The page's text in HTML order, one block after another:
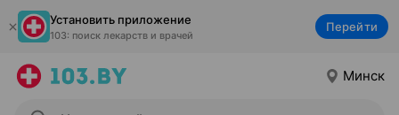
Установить приложение
103: поиск лекарств и врачей
Перейти
Минск